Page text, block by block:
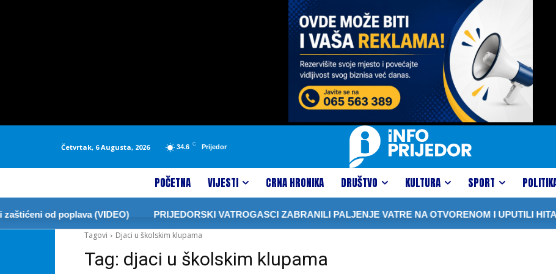
Četvrtak, 6 Augusta, 2026 34.6 C Prijedor
POČETNA VIJESTI CRNA HRONIKA DRUŠTVO KULTURA SPORT
od poplava (VIDEO) PRIJEDORSKI VATROGASCI ZABRANILI PALJENJE VATRE NA OTVORENOM I UPUTILI
Tagovi
Djaci u školskim klupama
Tag: djaci u školskim klupama